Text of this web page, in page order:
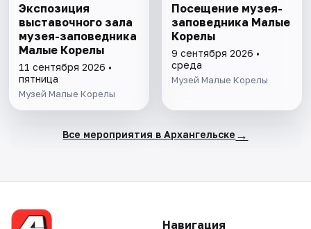
Экспозиция
выставочного зала
музея-заповедника
Малые Корелы
11 сентября 2026 •
пятница
Музей Малые Корелы
Посещение музея-
заповедника Малые
Корелы
9 сентября 2026 •
среда
Музей Малые Корелы
Все мероприятия в Архангельске →
Навигация